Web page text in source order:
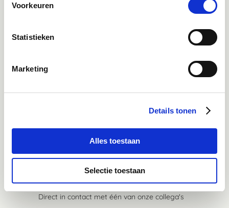
Voorkeuren
Statistieken
Marketing
Details tonen
Alles toestaan
Selectie toestaan
Facebook
Inspiratie, informatie en bereikbaar voor vragen
Ontdek onze stories
Wij reageren binnen 1 werkdag op jouw gestelde
06-21959869
Direct in contact met één van onze collega's